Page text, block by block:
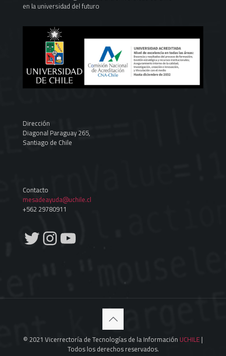
en la universidad del futuro
Dirección
Diagonal Paraguay 265,
Santiago de Chile
Contacto
mesadeayuda@uchile.cl
+562 29780911
Twitter
Instagram
YouTube
© 2021 Vicerrectoría de Tecnologías de la Información UCHILE|
Todos los derechos reservados.